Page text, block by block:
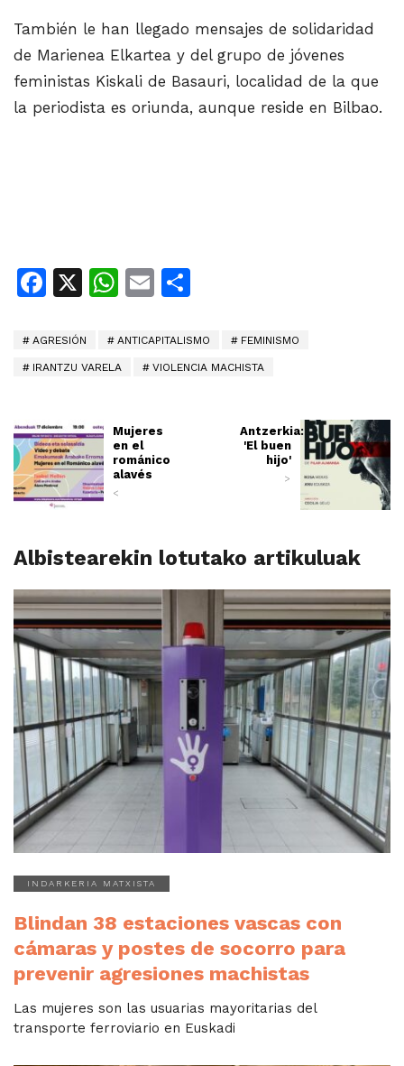
También le han llegado mensajes de solidaridad
de Marienea Elkartea y del grupo de jóvenes
feministas Kiskali de Basauri, localidad de la que
la periodista es oriunda, aunque reside en Bilbao.
Facebook
X WhatsApp
Email
AGRESIÓN ANTICAPITALISMO FEMINISMO
IRANTZU VARELA VIOLENCIA MACHISTA
Mujeres
en el
románico
alavés
<
Antzerkia:
'El buen
hijo'
>
Albistearekin lotutako artikuluak
INDARKERIA MATXISTA
Blindan 38 estaciones vascas con
cámaras y postes de socorro para
prevenir agresiones machistas
Las mujeres son las usuarias mayoritarias del
transporte ferroviario en Euskadi